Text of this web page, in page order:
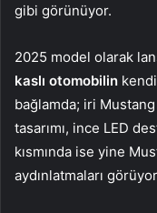
gibi görünüyor.
2025 model olarak
kaslı otomobilin
bağlamda; iri
tasarımı, ince LED
kısmında ise yine
aydınlatmaları